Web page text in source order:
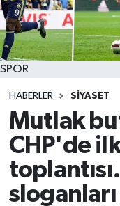
SPOR
HABERLER SİYASET
Mutlak
CHP'de